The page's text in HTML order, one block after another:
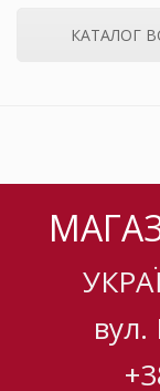
КАТАЛОГ
вул.